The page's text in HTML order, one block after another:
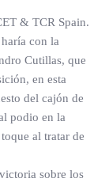
& TCR Spain.
con la
Cutillas, que
en esta
del cajón de
podio en la
al tratar de
sobre los